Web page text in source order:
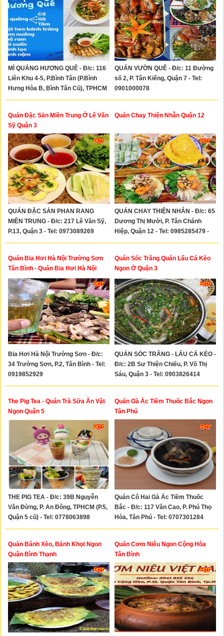
MÌ QUẢNG HƯƠNG QUÊ - Đ/c: 116
Liên Khu 4-5, P.Bình Tân (P.Bình
Hưng Hòa B, Bình Tân Cũ), TPHCM
- Tel: 0969937797
QUÁN VƯỜN QUÊ - Đ/c: 11 Đường
số 2, P. Tân Kiểng, Quận 7 - Tel:
0901000078
Quán Đặc Sản Miền Trung Ở Lê Văn
Sỹ Quận 3
QUÁN ĐẶC SẢN PHAN RANG
MIỀN TRUNG - Đ/c: 217 Lê Văn Sỹ,
P.13, Quận 3 - Tel: 0973089269
Quán Chay Thiện Nhẫn Quận 12
QUÁN CHAY THIỆN NHẪN - Đ/c: 65
Dương Thị Mười, P. Tân Chánh
Hiệp, Quận 12 - Tel: 0985285479 -
0971342622
Quán Bia Hơi Hà Nội Trường Sơn
Tân Bình - Quán Bia Hơi Hà Nội
Ngon Khu Sân Bay Tân Sơn Nhất
Bia Hơi Hà Nội Trường Sơn - Đ/c:
34 Trường Sơn, P.2, Tân Bình - Tel:
0919852929
Quán Sóc Trăng Quán Lẩu Cá Kèo
Ngon Ở Quận 3
QUÁN SÓC TRĂNG - LẨU CÁ KÈO -
Đ/c: 2B Sư Thiện Chiếu, P. Võ Thị
Sáu, Quận 3 - Tel: 0903826414
The Pig Tea - Quán Trà Sữa Ăn Vặt
Ngon Quận 5
THE PIG TEA - Đ/c: 39B Nguyễn
Văn Đừng, P. An Đông, TPHCM (P.5,
Quận 5 cũ) - Tel: 0778063898
Quán Gà Ác Tiềm Thuốc Bắc Ngon
Tân Phú
Quán Cô Hai Gà Ác Tiềm Thuốc
Bắc - Đ/c: 117 Văn Cao, P. Phú Thọ
Hòa, Tân Phú - Tel: 0707301284
Quán Bánh Xèo, Bánh Khọt Ngon
Quận Bình Thạnh
Quán Cơm Niêu Ngon Cộng Hòa
Tân Bình